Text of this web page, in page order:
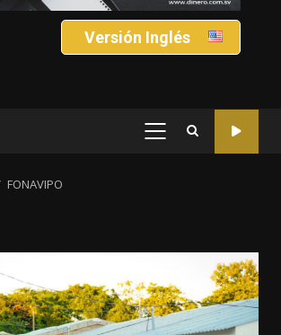
Versión Inglés
PRIMARY
FONAVIPO